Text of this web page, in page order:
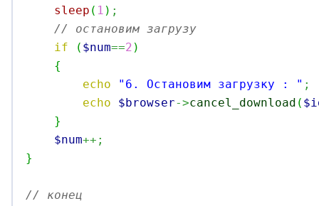
sleep ( 1 ) ;
// остановим загрузу
if
( $num==2 )
{
echo
"6. Остановим загрузку : " ;
echo
$browser->cancel_download (
}
$num++;
}
// конец